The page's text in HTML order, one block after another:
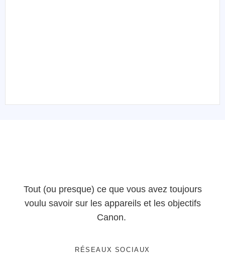
Tout (ou presque) ce que vous avez toujours
voulu savoir sur les appareils et les objectifs
Canon.
RÉSEAUX SOCIAUX